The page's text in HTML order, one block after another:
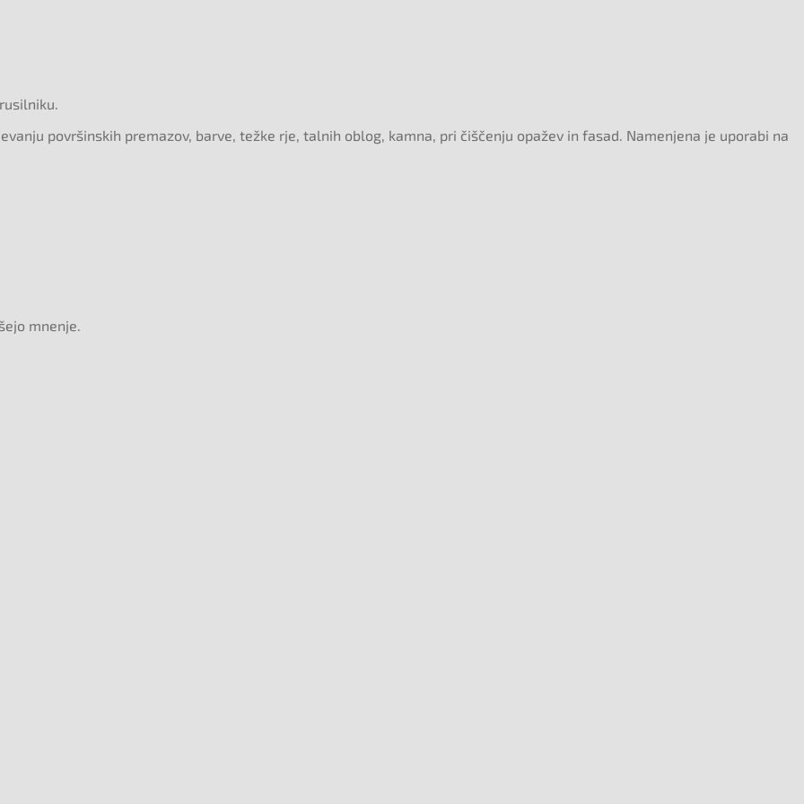
površinskih premazov, barve, težke rje, talnih oblog, kamna, pri čiščenju opažev in fasad. Namenjena je uporabi na
mnenje.